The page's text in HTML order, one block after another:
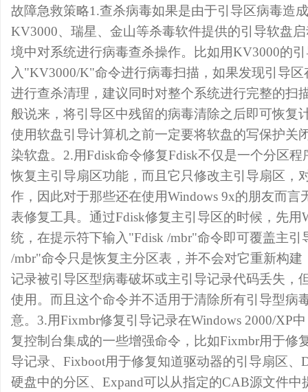
故障急救策略1.查杀病毒如果是由于引导区病毒造
KV3000、瑞星、金山等杀毒软件提供的引导软盘
境中对系统进行病毒查杀操作。比如用KV3000的
入"KV3000/K"命令进行病毒扫描，如果发现引导
进行查杀清理，建议同时对整个系统进行完整的扫
般说来，将引导区中残留的病毒清除之后即可恢复
使用软盘引导计算机之前一定要将软盘的写保护关
染软盘。2.用Fdisk命令修复Fdisk不仅是一个分区
恢复主引导扇区功能，而且它只修改主引导扇区，
作，因此对于那些还在使用Windows 9x的朋友而言
表修复工具。通过Fdisk修复主引导区的时候，先用
统，在提示符下输入"Fdisk /mbr"命令即可覆盖主引
/mbr"命令只是恢复主分区表，并不会对它重新构
记录被引导区型病毒破坏或主引导记录代码丢失，
使用。而且这个命令并不适用于清除所有引导型病
意。3.用Fixmbr修复引导记录在Windows 2000/XP
复控制台集成的一些增强命令，比如Fixmbr用于修
导记录、Fixboot用于修复知道驱动器的引导扇区、
硬盘中的分区、Expand可以从指定的CAB源文件中